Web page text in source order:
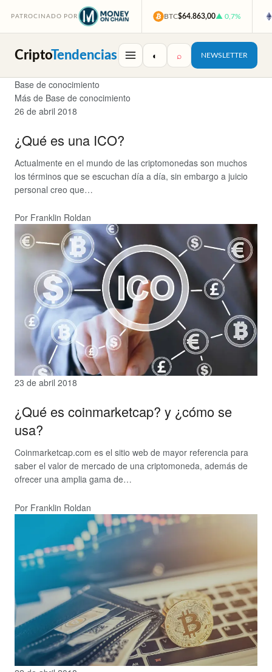
PATROCINADO POR BTC$64.863,00▲ 0,7%
CriptoTendencias ◐ ⌕ NEWSLETTER
Base de conocimiento
Más de Base de conocimiento
26 de abril 2018
¿Qué es una ICO?
Actualmente en el mundo de las criptomonedas son muchos
los términos que se escuchan día a día, sin embargo a juicio
personal creo que…
Por Franklin Roldan
23 de abril 2018
¿Qué es coinmarketcap? y ¿cómo se
usa?
Coinmarketcap.com es el sitio web de mayor referencia para
saber el valor de mercado de una criptomoneda, además de
ofrecer una amplia gama de…
Por Franklin Roldan